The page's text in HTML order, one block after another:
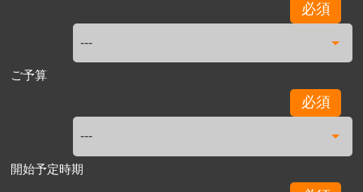
必須
ご予算
必須
開始予定時期